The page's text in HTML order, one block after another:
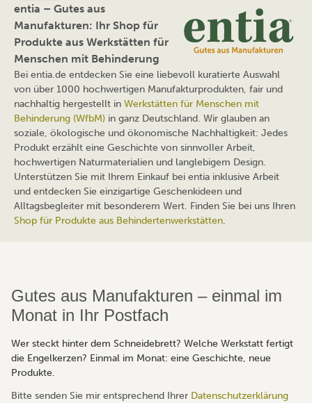
entia – Gutes aus
Manufakturen: Ihr Shop für
Produkte aus Werkstätten für
Menschen mit Behinderung
Bei entia.de entdecken Sie eine liebevoll kuratierte Auswahl
von über 1000 hochwertigen Manufakturprodukten, fair und
nachhaltig hergestellt in Werkstätten für Menschen mit
Behinderung (WfbM) in ganz Deutschland. Wir glauben an
soziale, ökologische und ökonomische Nachhaltigkeit: Jedes
Produkt erzählt eine Geschichte von sinnvoller Arbeit,
hochwertigen Naturmaterialien und langlebigem Design.
Unterstützen Sie mit Ihrem Einkauf bei entia inklusive Arbeit
und entdecken Sie einzigartige Geschenkideen und
Alltagsbegleiter mit besonderem Wert. Finden Sie bei uns Ihren
Shop für Produkte aus Behindertenwerkstätten.
Gutes aus Manufakturen – einmal im
Monat in Ihr Postfach
Wer steckt hinter dem Schneidebrett? Welche Werkstatt fertigt
die Engelkerzen? Einmal im Monat: eine Geschichte, neue
Produkte.
Bitte senden Sie mir entsprechend Ihrer Datenschutzerklärung